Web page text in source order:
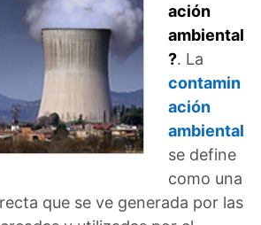
ación
ambiental
?. La
contamin
ación
ambiental
se define
como una
que se ve generada por las